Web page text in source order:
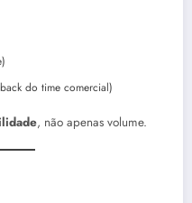
do time comercial)
, não apenas volume.